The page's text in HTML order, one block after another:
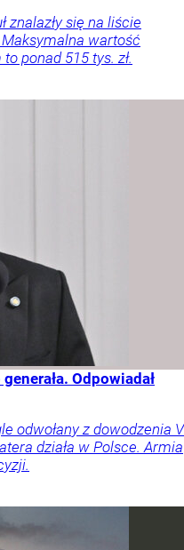
znalazły się na liście
wartość
ponad 515 tys. zł.
Odpowiadał
odwołany z dowodzenia V
działa w Polsce. Armia